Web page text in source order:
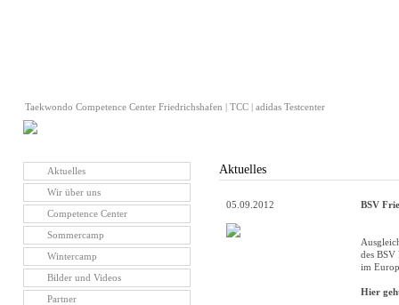
Taekwondo Competence Center Friedrichshafen | TCC | adidas Testcenter
Aktuelles
Wir über uns
Competence Center
Sommercamp
Wintercamp
Bilder und Videos
Partner
Aktuelles
05.09.2012 BSV
des
im
Hier